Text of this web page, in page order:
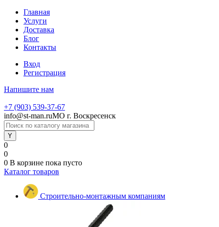
Главная
Услуги
Доставка
Блог
Контакты
Вход
Регистрация
Напишите нам
+7 (903) 539-37-67
info@st-man.ruМО г. Воскресенск
0
0
0 В корзине пока пусто
Каталог товаров
Строительно-монтажным компаниям